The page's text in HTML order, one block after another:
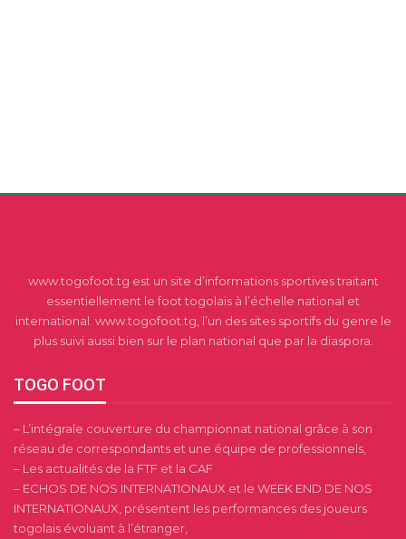
www.togofoot.tg est un site d’informations sportives traitant
essentiellement le foot togolais à l’échelle national et
international. www.togofoot.tg, l’un des sites sportifs du genre le
plus suivi aussi bien sur le plan national que par la diaspora.
TOGO FOOT
– L’intégrale couverture du championnat national grâce à son
réseau de correspondants et une équipe de professionnels,
– Les actualités de la FTF et la CAF
– ECHOS DE NOS INTERNATIONAUX et le WEEK END DE NOS
INTERNATIONAUX, présentent les performances des joueurs
togolais évoluant à l’étranger,